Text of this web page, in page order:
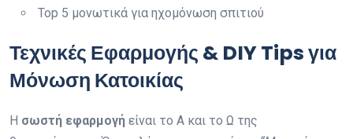
Top 5 μονωτικά για ηχομόνωση σπιτιού
Τεχνικές Εφαρμογής & DIY Tips για
Μόνωση Κατοικίας
Η σωστή εφαρμογή είναι το Α και το Ω της